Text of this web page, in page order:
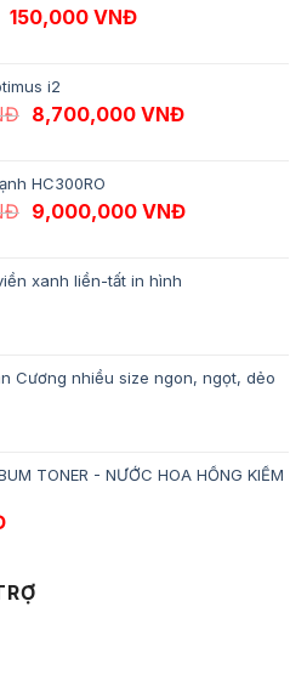
Giá gốc là: 170,000 VNĐ.
150,000 VNĐGiá hiện tại là:
i2
Giá gốc là: 8,900,000 VNĐ.
8,700,000 VNĐGiá hiện tại
HC300RO
Giá gốc là: 9,060,000 VNĐ.
9,000,000 VNĐGiá hiện tại
xanh liền-tất in hình
Cương nhiều size ngon, ngọt, dẻo
TONER - NƯỚC HOA HỒNG KIỀM